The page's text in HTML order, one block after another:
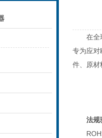
在全球
专为应对
件、原材
法规